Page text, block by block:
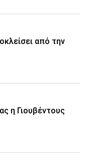
από την
η Γιουβέντους